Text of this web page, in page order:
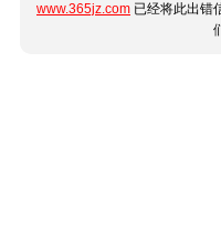
www.365jz.com 已经将此出错